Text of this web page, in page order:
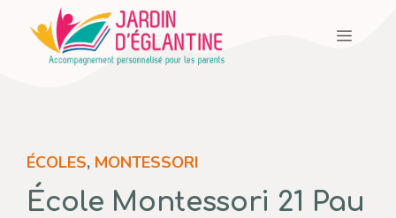
contenu
Menu
ÉCOLES, MONTESSORI
École Montessori 21 Pau